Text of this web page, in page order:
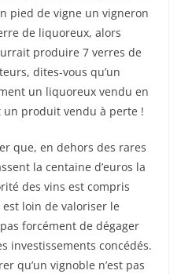
pied de vigne un vigneron
de liquoreux, alors
produire 7 verres de
dites-vous qu’un
un liquoreux vendu en
un produit vendu à perte !
que, en dehors des rares
la centaine d’euros la
des vins est compris
loin de valoriser le
forcément de dégager
investissements concédés.
qu’un vignoble n’est pas